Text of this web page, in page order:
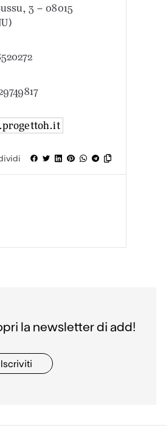
3 – 08015
la newsletter di add!
Iscriviti